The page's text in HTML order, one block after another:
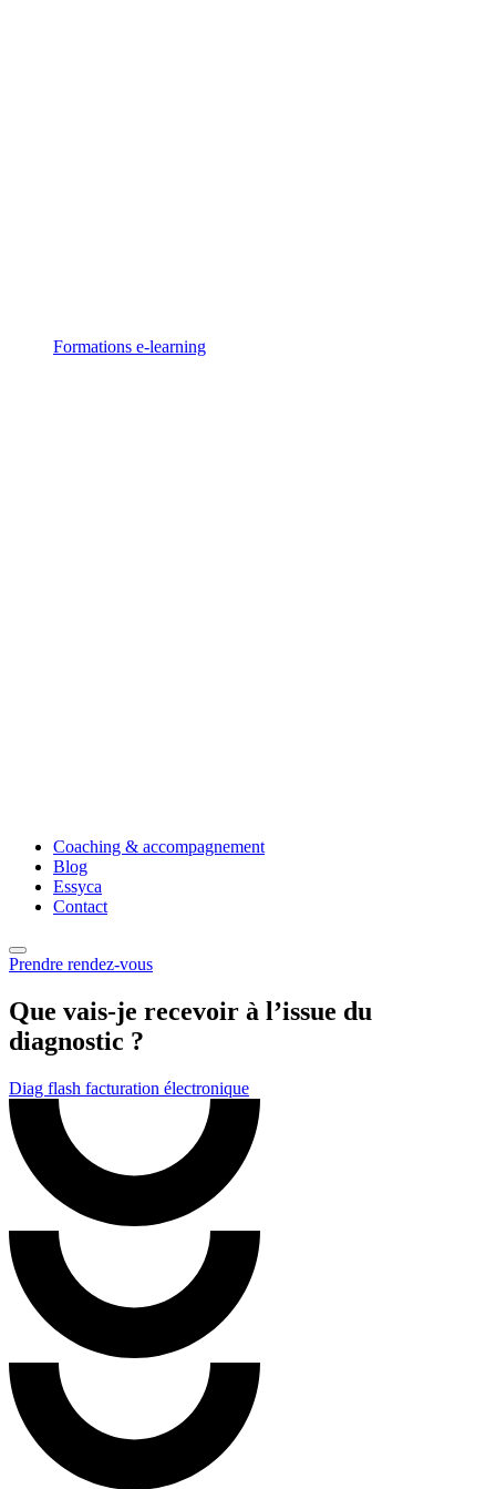
Formations e-learning
Coaching & accompagnement
Blog
Essyca
Contact
Prendre rendez-vous
Que vais-je recevoir à l’issue du
diagnostic ?
Diag flash facturation électronique